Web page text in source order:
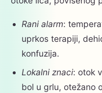
Rani alarm:
uprkos terapiji,
konfuzija.
Lokalni znaci: otok
bol u grlu, otežano